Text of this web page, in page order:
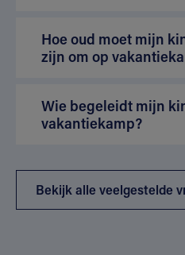
Hoe oud moet mijn
zijn om op
Wie begeleidt mijn
vakantiekamp?
Bekijk alle veelgestelde